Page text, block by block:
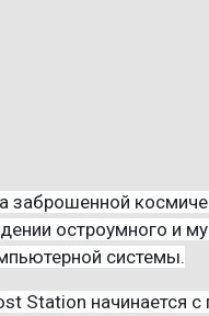
заброшенной
остроумного и
системы.
Station начинается